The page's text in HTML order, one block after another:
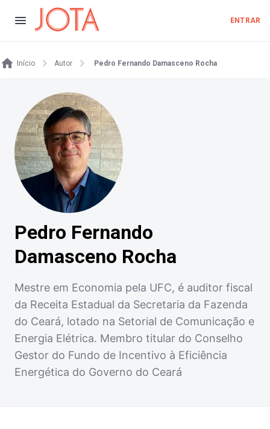
ENTRAR
Início Autor Pedro Fernando Damasceno Rocha
Pedro Fernando
Damasceno Rocha
Mestre em Economia pela UFC, é auditor fiscal
da Receita Estadual da Secretaria da Fazenda
do Ceará, lotado na Setorial de Comunicação e
Energia Elétrica. Membro titular do Conselho
Gestor do Fundo de Incentivo à Eficiência
Energética do Governo do Ceará